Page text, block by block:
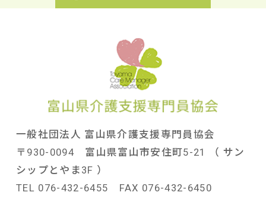
一般社団法人 富山県介護支援専門員協会
〒930-0094 富山県富山市安住町5-21 （ サン
シップとやま3F ）
TEL 076-432-6455 FAX 076-432-6450